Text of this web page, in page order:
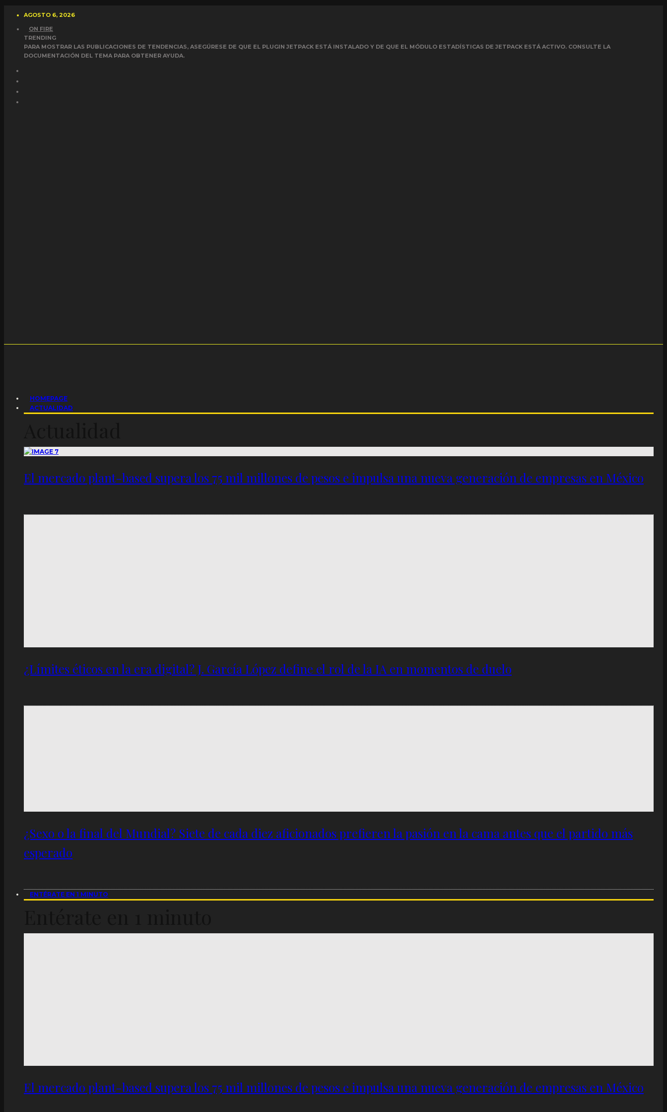
AGOSTO 6, 2026
ON FIRE
TRENDING
PARA MOSTRAR LAS PUBLICACIONES DE TENDENCIAS, ASEGÚRESE DE QUE EL PLUGIN JETPACK ESTÁ INSTALADO Y DE QUE EL MÓDULO ESTADÍSTICAS DE JETPACK ESTÁ ACTIVO. CONSULTE LA
DOCUMENTACIÓN DEL TEMA PARA OBTENER AYUDA.
HOMEPAGE
ACTUALIDAD
El mercado plant-based supera los 75 mil millones de pesos e impulsa una nueva generación de empresas en México
¿Límites éticos en la era digital? J. García López define el rol de la IA en momentos de duelo
¿Sexo o la final del Mundial? Siete de cada diez aficionados prefieren la pasión en la cama antes que el partido más
esperado
ENTÉRATE EN 1 MINUTO
El mercado plant-based supera los 75 mil millones de pesos e impulsa una nueva generación de empresas en México